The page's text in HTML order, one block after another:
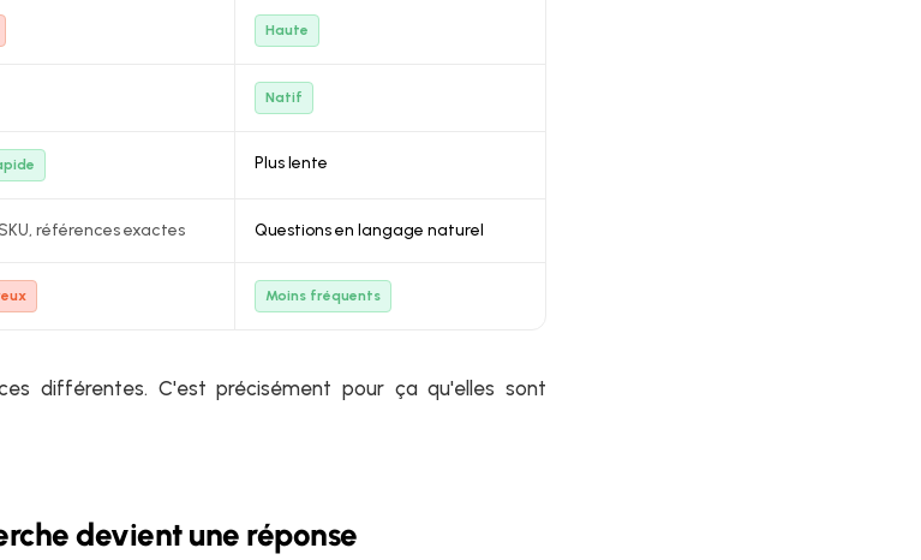
Haute
Natif
Plus lente
références exactes Questions en langage naturel
Moins fréquents
différentes. C'est précisément pour ça qu'elles sont
devient une réponse